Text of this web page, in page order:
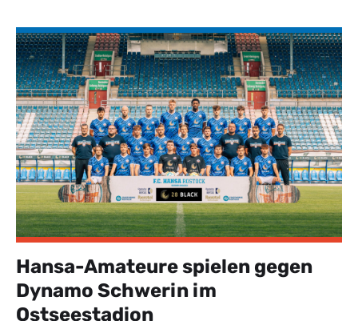
Hansa-Amateure spielen gegen
Dynamo Schwerin im
Ostseestadion